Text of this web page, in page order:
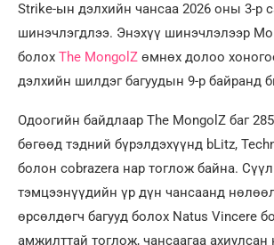
Strike-ын дэлхийн чансаа 2026 оны 3-р
шинэчлэгдлээ. Энэхүү шинэчлэлээр
болох The MongolZ өмнөх долоо
дэлхийн шилдэг багуудын 9-р байранд
Одоогийн байдлаар The MongolZ баг
бөгөөд тэдний бүрэлдэхүүнд bLitz,
болон cobrazera нар тоглож байна.
тэмцээнүүдийн үр дүн чансаанд
өрсөлдөгч багууд болох Natus Vincere
амжилттай тоглож, чансаагаа